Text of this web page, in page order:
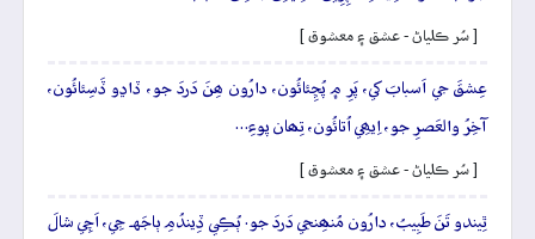
[ سُر ڪلياڻ - عشق ۽ معشوق ]
عِشقَ جي اَسبابَ کي، پَرِ ۾ پُڇِئائُون، دارُون ھِنَ دَردَ جو، ڏاڍو ڏَسِئائُون،
آخِرُ والعَصرِ جو، اِيھِي اُتائُون، تِھان پوءِ…
[ سُر ڪلياڻ - عشق ۽ معشوق ]
ٿِيندو تَنَ طَبِيبُ، دارُون مُنھِنجي دَردَ جو. ٻُڪِي ڏِيندُمِ ٻاجَهہ جِي، اَچِي شالَ